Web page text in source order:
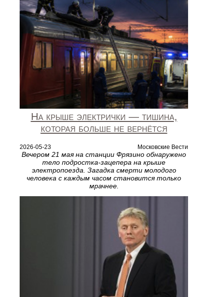
На крыше электрички — тишина,
которая больше не вернётся
2026-05-23 Московские Вести
Вечером 21 мая на станции Фрязино обнаружено
тело подростка-зацепера на крыше
электропоезда. Загадка смерти молодого
человека с каждым часом становится только
мрачнее.